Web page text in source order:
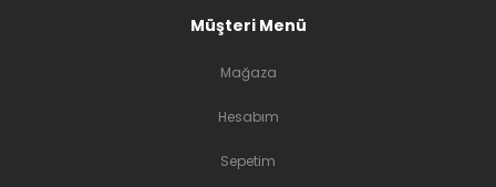
Müşteri Menü
Mağaza
Hesabım
Sepetim